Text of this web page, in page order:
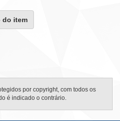
do item
por copyright, com todos os
é indicado o contrário.